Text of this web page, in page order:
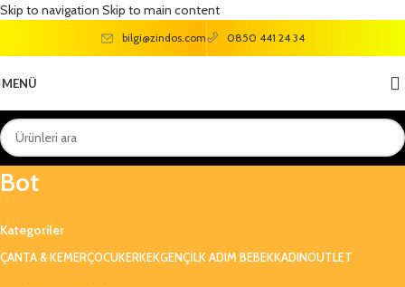
Skip to navigation Skip to main content
bilgi@zindos.com 0850 441 24 34
MENÜ
946-F23K-358 Mars Unisex Çocuk
Bot
Kategoriler
ÇANTA & KEMERÇOCUKERKEKGENÇILK ADIM BEBEKKADINOUTLET